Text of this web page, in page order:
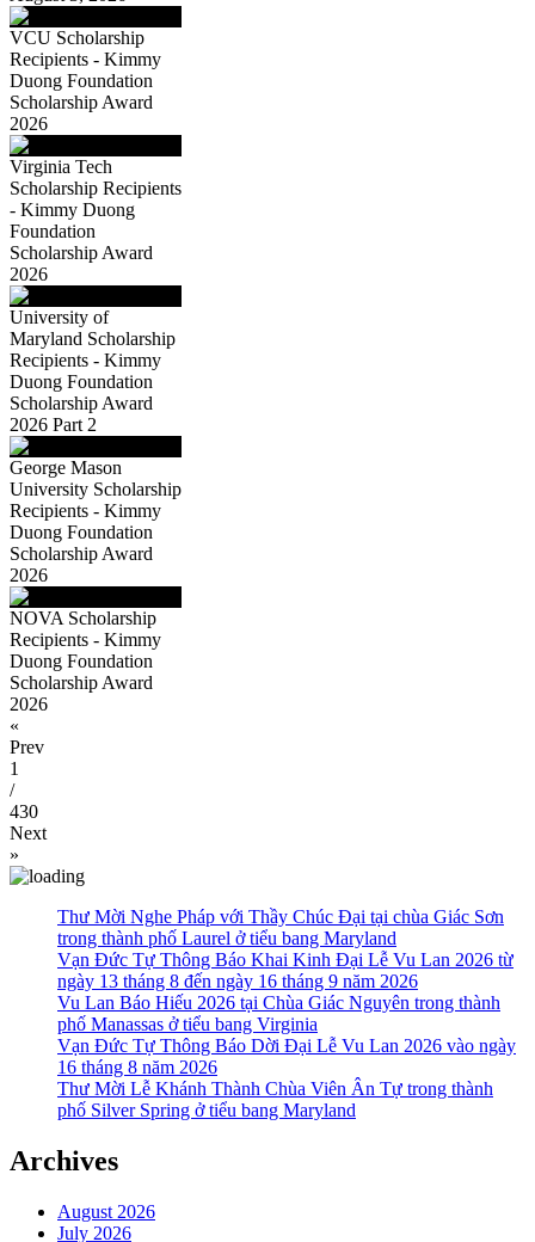
VCU Scholarship
Recipients - Kimmy
Duong Foundation
Scholarship Award
2026
Virginia Tech
Scholarship Recipients
- Kimmy Duong
Foundation
Scholarship Award
2026
University of
Maryland Scholarship
Recipients - Kimmy
Duong Foundation
Scholarship Award
2026 Part 2
George Mason
University Scholarship
Recipients - Kimmy
Duong Foundation
Scholarship Award
2026
NOVA Scholarship
Recipients - Kimmy
Duong Foundation
Scholarship Award
2026
«
Prev
1
/
430
Next
»
Thư Mời Nghe Pháp với Thầy Chúc Đại tại chùa Giác Sơn
trong thành phố Laurel ở tiểu bang Maryland
Vạn Đức Tự Thông Báo Khai Kinh Đại Lễ Vu Lan 2026 từ
ngày 13 tháng 8 đến ngày 16 tháng 9 năm 2026
Vu Lan Báo Hiếu 2026 tại Chùa Giác Nguyên trong thành
phố Manassas ở tiểu bang Virginia
Vạn Đức Tự Thông Báo Dời Đại Lễ Vu Lan 2026 vào ngày
16 tháng 8 năm 2026
Thư Mời Lễ Khánh Thành Chùa Viên Ân Tự trong thành
phố Silver Spring ở tiểu bang Maryland
Archives
August 2026
July 2026